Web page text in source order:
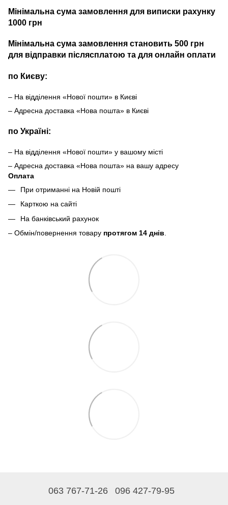
Мінімальна сума замовлення для виписки рахунку
1000 грн
Мінімальна сума замовлення становить 500 грн
для відправки післясплатою та для онлайн оплати
по Києву:
– На відділення «Нової пошти» в Києві
– Адресна доставка «Нова пошта» в Києві
по Україні:
– На відділення «Нової пошти» у вашому місті
– Адресна доставка «Нова пошта» на вашу адресу
Оплата
При отриманні на Новій пошті
Карткою на сайті
На банківський рахунок
– Обмін/повернення товару протягом 14 днів
063 767-71-26 096 427-79-95